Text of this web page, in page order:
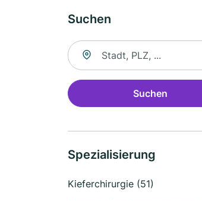
Suchen
Suche nach Ort
Suchen
Spezialisierung
Kieferchirurgie (51)